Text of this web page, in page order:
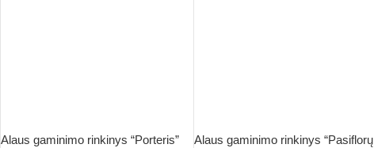
Alaus gaminimo rinkinys “Porteris”
Alaus gaminimo rinkinys “Pasiflorų